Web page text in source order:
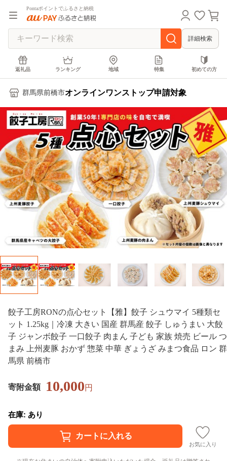
Pontaポイントでふるさと納税
詳細検索
返礼品 ランキング 地域 特集 初めての方
群馬県前橋市オンラインワンストップ申請対象
餃子工房RONの点心セット【雅】餃子 シュウマイ 5種類セ
ット 1.25kg｜冷凍 大きい 国産 群馬産 餃子 しゅうまい 大餃
子 ジャンボ餃子 一口餃子 肉まん 子ども 家族 焼売 ビール つ
まみ 上州麦豚 おかず 惣菜 中華 ぎょうざ みまつ食品 ロン 群
馬県 前橋市
寄附金額 10,000円
在庫: あり
お気に入り